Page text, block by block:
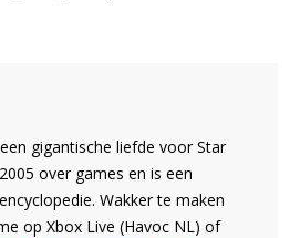
gigantische liefde voor Star
over games en is een
Wakker te maken
op Xbox Live (Havoc NL) of